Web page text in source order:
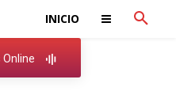
INICIO
Online